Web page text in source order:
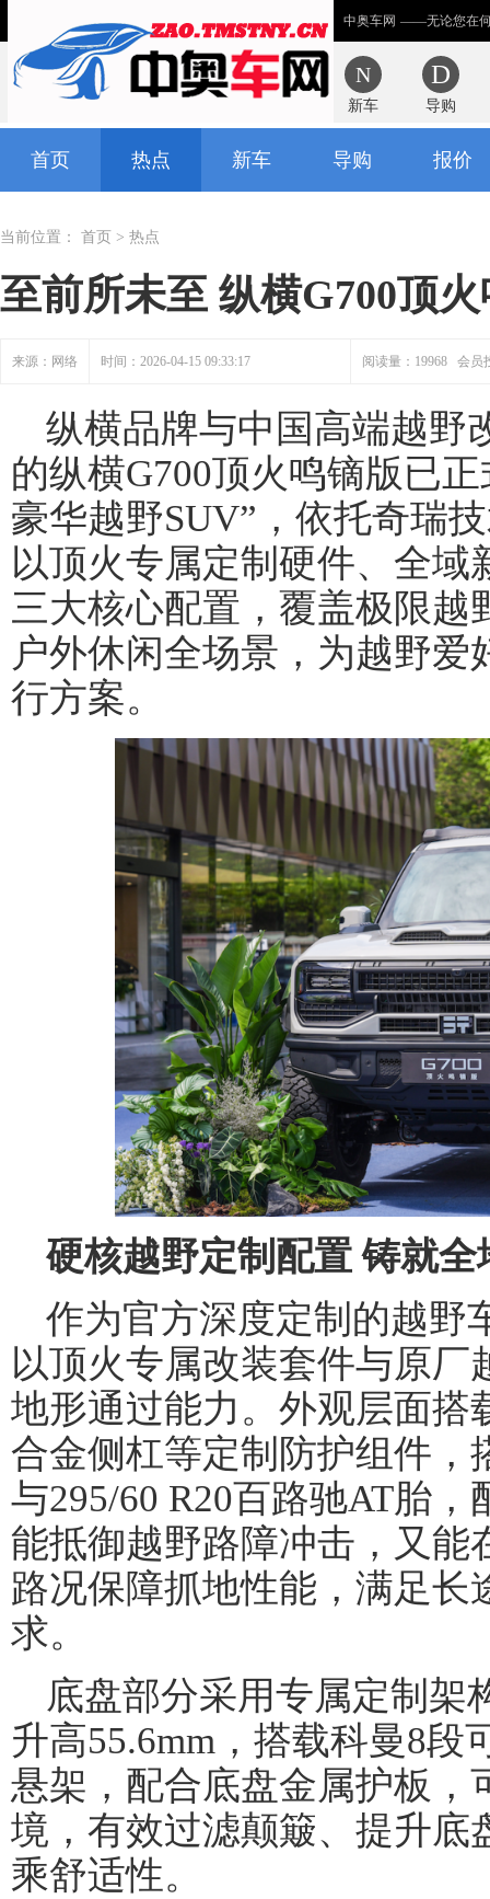
中奥车网 ——无论您在何
新车 导购
首页 热点 新车 导购 报价
当前位置： 首页 > 热点
至前所未至 纵横G700顶
来源：网络 时间：2026-04-15 09:33:17 阅读量：19968 会员
纵横品牌与中国高端越野
的纵横G700顶火鸣镝版已
豪华越野SUV”，依托奇瑞
以顶火专属定制硬件、全
三大核心配置，覆盖极限越
户外休闲全场景，为越野
行方案。
硬核越野定制配置 铸就
作为官方深度定制的越野
以顶火专属改装套件与原
地形通过能力。外观层面搭
合金侧杠等定制防护组件，
与295/60 R20百路驰AT胎
能抵御越野路障冲击，又能
路况保障抓地性能，满足
求。
底盘部分采用专属定制架
升高55.6mm，搭载科曼8
悬架，配合底盘金属护板
境，有效过滤颠簸、提升底
乘舒适性。